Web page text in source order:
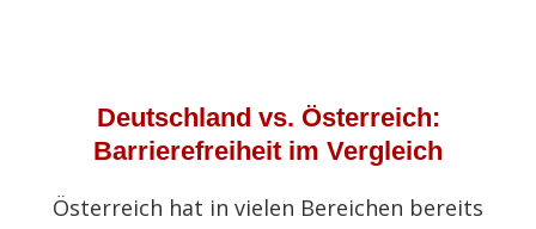
Deutschland vs. Österreich:
Barrierefreiheit im Vergleich
Österreich hat in vielen Bereichen bereits